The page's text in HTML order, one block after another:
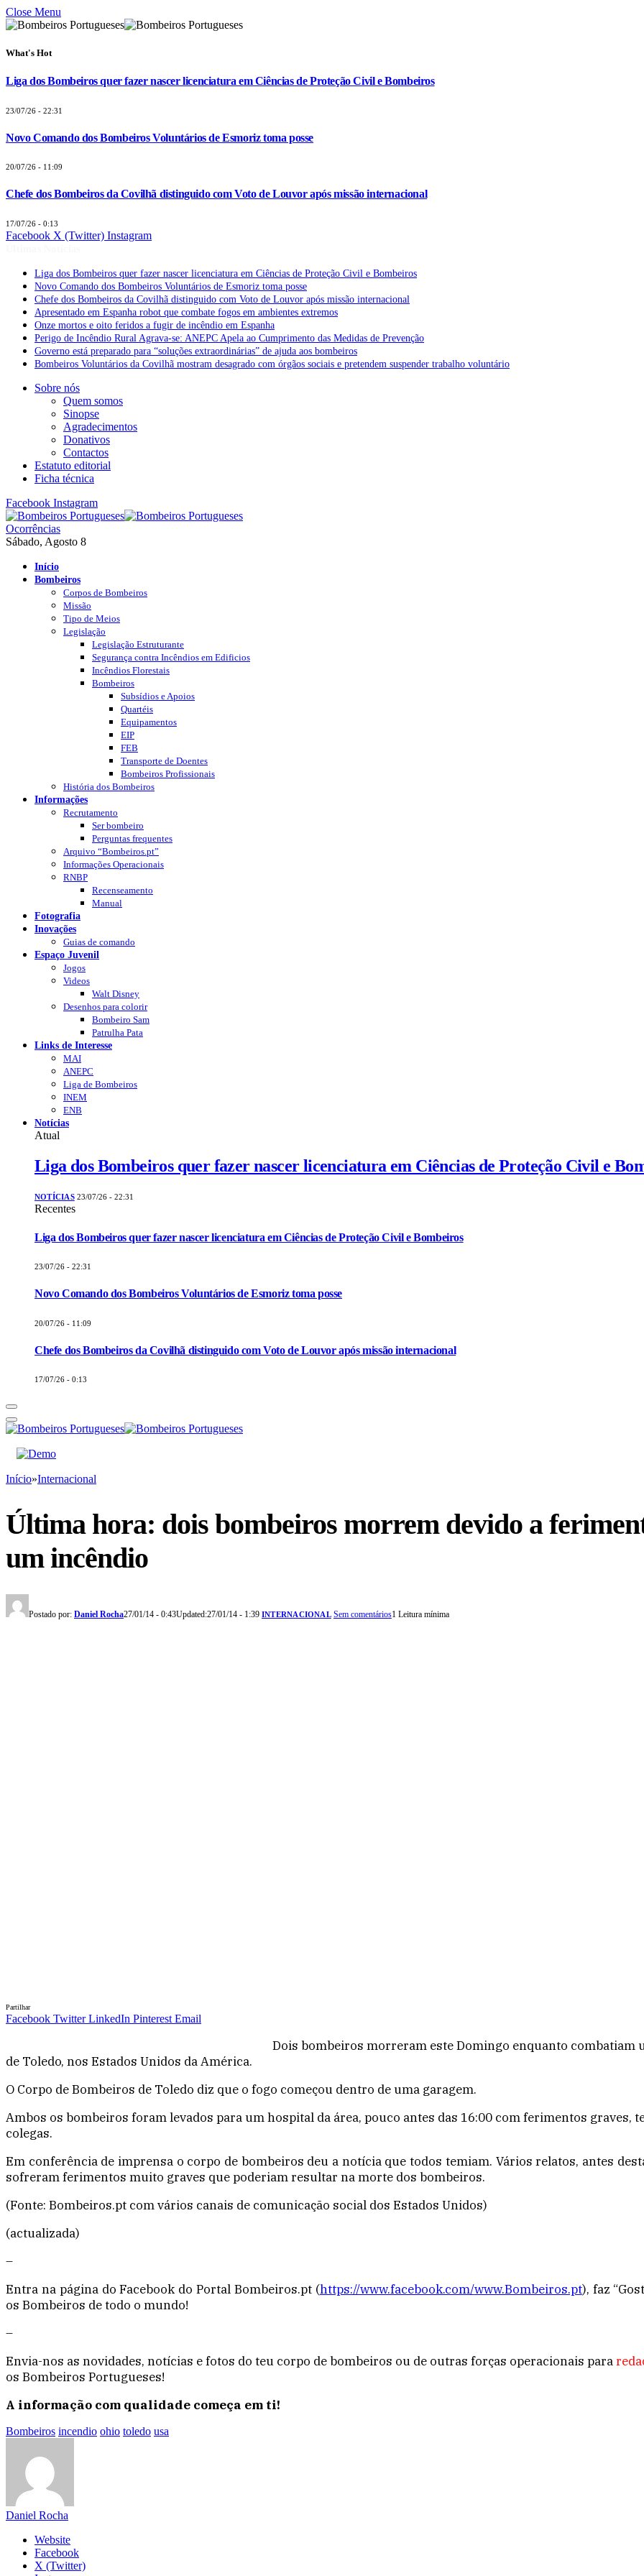
Close Menu
What's Hot
Liga dos Bombeiros quer fazer nascer licenciatura em Ciências de Proteção Civil e Bombeiros
23/07/26 - 22:31
Novo Comando dos Bombeiros Voluntários de Esmoriz toma posse
20/07/26 - 11:09
Chefe dos Bombeiros da Covilhã distinguido com Voto de Louvor após missão internacional
17/07/26 - 0:13
Facebook X (Twitter) Instagram
Liga dos Bombeiros quer fazer nascer licenciatura em Ciências de Proteção Civil e Bombeiros
Novo Comando dos Bombeiros Voluntários de Esmoriz toma posse
Chefe dos Bombeiros da Covilhã distinguido com Voto de Louvor após missão internacional
Apresentado em Espanha robot que combate fogos em ambientes extremos
Onze mortos e oito feridos a fugir de incêndio em Espanha
Perigo de Incêndio Rural Agrava-se: ANEPC Apela ao Cumprimento das Medidas de Prevenção
Governo está preparado para “soluções extraordinárias” de ajuda aos bombeiros
Bombeiros Voluntários da Covilhã mostram desagrado com órgãos sociais e pretendem suspender trabalho voluntário
Sobre nós
Quem somos
Sinopse
Agradecimentos
Donativos
Contactos
Estatuto editorial
Ficha técnica
Facebook Instagram
Ocorrências
Sábado, Agosto 8
Início
Bombeiros
Corpos de Bombeiros
Missão
Tipo de Meios
Legislação
Legislação Estruturante
Segurança contra Incêndios em Edificios
Incêndios Florestais
Bombeiros
Subsídios e Apoios
Quartéis
Equipamentos
EIP
FEB
Transporte de Doentes
Bombeiros Profissionais
História dos Bombeiros
Informações
Recrutamento
Ser bombeiro
Perguntas frequentes
Arquivo “Bombeiros.pt”
Informações Operacionais
RNBP
Recenseamento
Manual
Fotografia
Inovações
Guias de comando
Espaço Juvenil
Jogos
Videos
Walt Disney
Desenhos para colorir
Bombeiro Sam
Patrulha Pata
Links de Interesse
MAI
ANEPC
Liga de Bombeiros
INEM
ENB
Notícias
Atual
Liga dos Bombeiros quer fazer nascer licenciatura em Ciências de Proteção Civil e
NOTÍCIAS 23/07/26 - 22:31
Recentes
Liga dos Bombeiros quer fazer nascer licenciatura em Ciências de Proteção Civil e Bombeiros
23/07/26 - 22:31
Novo Comando dos Bombeiros Voluntários de Esmoriz toma posse
20/07/26 - 11:09
Chefe dos Bombeiros da Covilhã distinguido com Voto de Louvor após missão internacional
17/07/26 - 0:13
Início»Internacional
Última hora: dois bombeiros morrem devido a
um incêndio
Postado por: Daniel Rocha27/01/14 - 0:43Updated:27/01/14 - 1:39 INTERNACIONAL Sem comentários1 Leitura mínima
Partilhar
Facebook Twitter LinkedIn Pinterest Email
Dois bombeiros morreram este Domingo enquanto
de Toledo, nos Estados Unidos da América.
O Corpo de Bombeiros de Toledo diz que o fogo começou dentro de uma garagem.
Ambos os bombeiros foram levados para um hospital da área, pouco antes das 16:00 com ferimentos graves,
colegas.
Em conferência de imprensa o corpo de bombeiros deu a notícia que todos temiam. Vários relatos, antes
sofreram ferimentos muito graves que poderiam resultar na morte dos bombeiros.
(Fonte: Bombeiros.pt com vários canais de comunicação social dos Estados Unidos)
(actualizada)
–
Entra na página do Facebook do Portal Bombeiros.pt (https://www.facebook.com/www.Bombeiros.pt), faz
os Bombeiros de todo o mundo!
–
Envia-nos as novidades, notícias e fotos do teu corpo de bombeiros ou de outras forças operacionais para
os Bombeiros Portugueses!
A informação com qualidade começa em ti!
Bombeiros incendio ohio toledo usa
Daniel Rocha
Website
Facebook
X (Twitter)